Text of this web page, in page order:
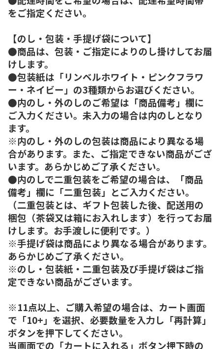
をご指定ください。
【のし・包装・手提げ袋について】
●商品は、包装・ご指定によりのし掛けしてお届
けします。
●包装紙は「リンベルホワイト・ピンクフラワ
ー・ネイビー」の3種類からお選びください。
●内のし・外のしのご希望は「商品備考」欄に
ご入力ください。未入力の場合は内のしとなり
ます。
※内のし・外のしの包装は商品により異なる場
合があります。また、ご指定できない商品がござ
います。あらかじめご了承ください。
●内のしで二重包装をご希望の場合は、「商品
備考」欄に「二重包装」とご入力ください。
（二重包装とは、ギフト包装した後、配送用の
梱包（茶袋又は箱にお入れします）を行ってお届
けします。お手渡しに便利です。）
※手提げ袋は商品により異なる場合があります。
あらかじめご了承ください。
※のし・包装紙・二重包装及び手提げ袋はご指
定できない商品がございます。
※11点以上、ご購入希望の場合は、カート画面
で「10+」を選択、必要数量を入力し「再計算」
ボタンを押下してください。
当画面での「カートに入れる」ボタン押下時の